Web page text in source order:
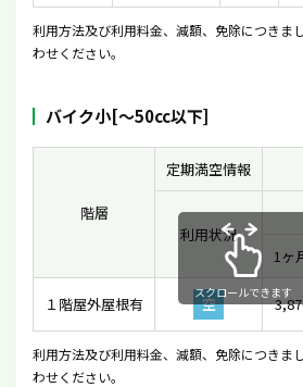
利用方法及び利用料金、減額、免除につきま
わせください。
バイク小[〜50cc以下]
階層
定期満空情報
利用状況
1ヶ
１階屋外屋根有 空
スクロールできます
利用方法及び利用料金、減額、免除につきま
わせください。